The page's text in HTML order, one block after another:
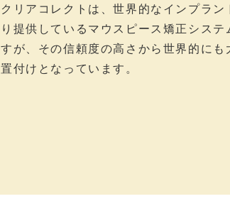
クリアコレクトは、世界的なインプラ
り提供しているマウスピース矯正シス
すが、その信頼度の高さから世界的に
置付けとなっています。